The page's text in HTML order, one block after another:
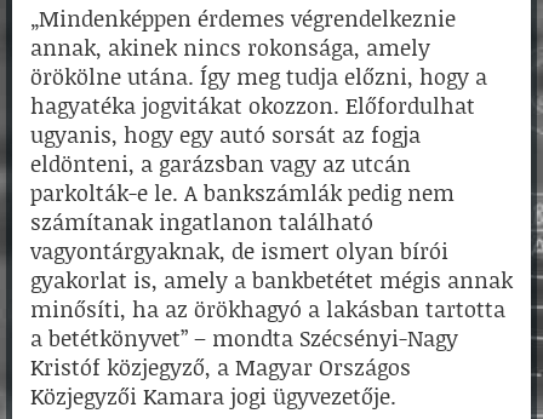
„Mindenképpen érdemes végrendelkeznie
annak, akinek nincs rokonsága, amely
örökölne utána. Így meg tudja előzni, hogy a
hagyatéka jogvitákat okozzon. Előfordulhat
ugyanis, hogy egy autó sorsát az fogja
eldönteni, a garázsban vagy az utcán
parkolták-e le. A bankszámlák pedig nem
számítanak ingatlanon található
vagyontárgyaknak, de ismert olyan bírói
gyakorlat is, amely a bankbetétet mégis annak
minősíti, ha az örökhagyó a lakásban tartotta
a betétkönyvet” – mondta Szécsényi-Nagy
Kristóf közjegyző, a Magyar Országos
Közjegyzői Kamara jogi ügyvezetője.